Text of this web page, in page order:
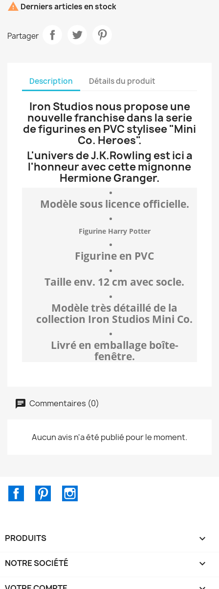
 Derniers articles en stock
Partager
Description Détails du produit
Iron Studios nous propose une
nouvelle franchise dans la serie
de figurines en PVC stylisee "Mini
Co. Heroes".
L'univers de J.K.Rowling est ici a
l'honneur avec cette mignonne
Hermione Granger.
Modèle sous licence officielle.
Figurine Harry Potter
Figurine en PVC
Taille env. 12 cm avec socle.
Modèle très détaillé de la
collection Iron Studios Mini Co.
Livré en emballage boîte-
fenêtre.
Commentaires (0)
Aucun avis n'a été publié pour le moment.
FacebookPinterest
PRODUITS 
NOTRE SOCIÉTÉ 